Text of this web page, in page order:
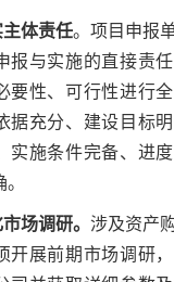
体责任。项目申报
报与实施的直接责
要性、可行性进行全
据充分、建设目标
实施条件完备、进
场调研。 涉及资产
开展前期市场调研